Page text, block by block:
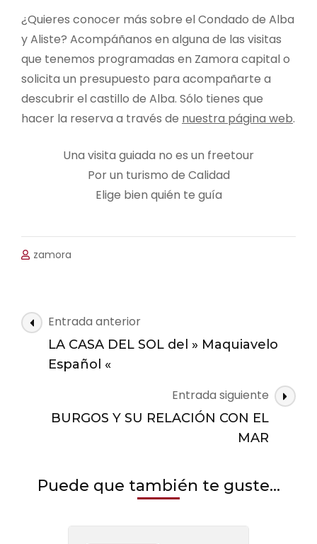
¿Quieres conocer más sobre el Condado de Alba
y Aliste? Acompáñanos en alguna de las visitas
que tenemos programadas en Zamora capital o
solicita un presupuesto para acompañarte a
descubrir el castillo de Alba. Sólo tienes que
hacer la reserva a través de nuestra página web.
Una visita guiada no es un freetour
Por un turismo de Calidad
Elige bien quién te guía
zamora
Navegación
de
Entrada anterior
LA CASA DEL SOL del » Maquiavelo
Español «
Entrada siguiente
BURGOS Y SU RELACIÓN CON EL
MAR
Puede que también te guste...